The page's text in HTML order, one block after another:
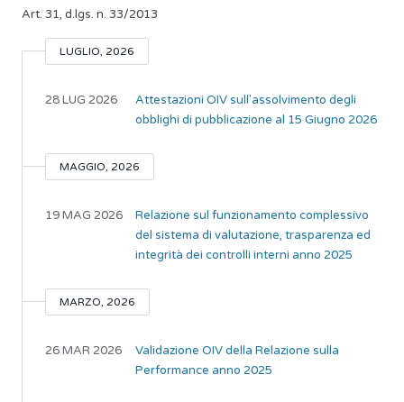
Art. 31, d.lgs. n. 33/2013
LUGLIO, 2026
28 LUG 2026
Attestazioni OIV sull’assolvimento degli
obblighi di pubblicazione al 15 Giugno 2026
MAGGIO, 2026
19 MAG 2026
Relazione sul funzionamento complessivo
del sistema di valutazione, trasparenza ed
integrità dei controlli interni anno 2025
MARZO, 2026
26 MAR 2026
Validazione OIV della Relazione sulla
Performance anno 2025